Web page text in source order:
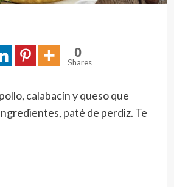
0
Shares
calabacín y queso que
paté de perdiz. Te